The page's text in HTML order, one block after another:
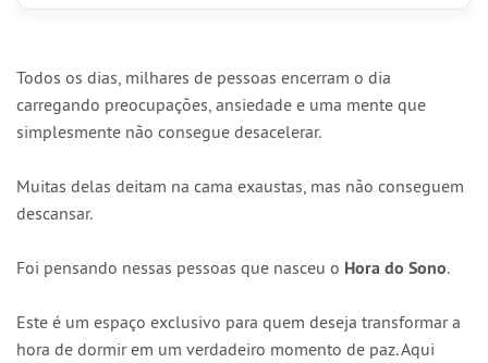
Todos os dias, milhares de pessoas encerram o dia
carregando preocupações, ansiedade e uma mente que
simplesmente não consegue desacelerar.
Muitas delas deitam na cama exaustas, mas não conseguem
descansar.
Foi pensando nessas pessoas que nasceu o Hora do Sono.
Este é um espaço exclusivo para quem deseja transformar a
hora de dormir em um verdadeiro momento de paz. Aqui